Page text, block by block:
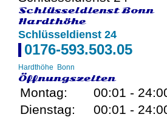
Schlüsseldienst Bonn
Hardthöhe
Schlüsseldienst 24
0176-593.503.05
Hardthöhe Bonn
Öffnungszeiten
Montag:
00:01 -
Dienstag:
00:01 -